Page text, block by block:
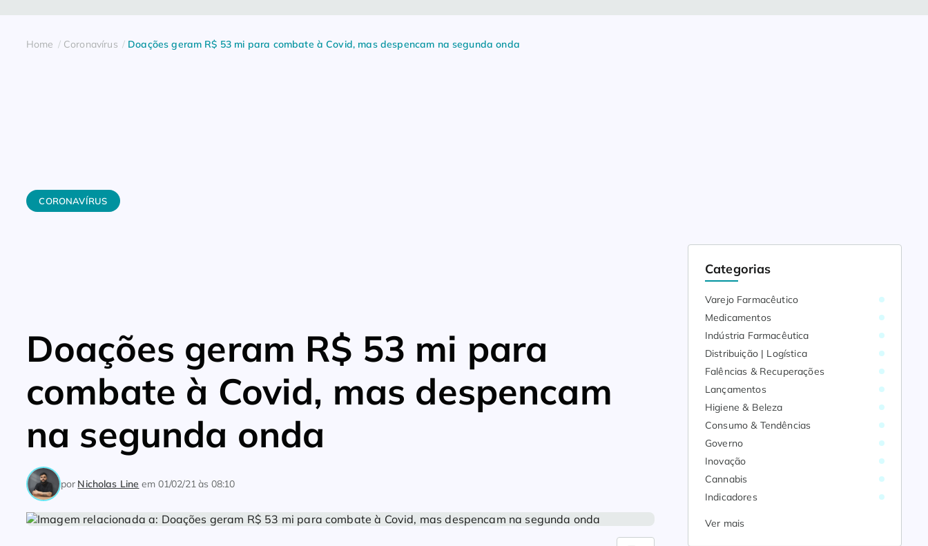
Home Coronavírus Doações geram R$ 53 mi para combate à Covid, mas despencam na segunda onda
CORONAVÍRUS
Doações geram R$ 53 mi para
combate à Covid, mas despencam
na segunda onda
por Nicholas Line em 01/02/21 às 08:10
Categorias
Varejo Farmacêutico
Medicamentos
Indústria Farmacêutica
Distribuição | Logística
Falências & Recuperações
Lançamentos
Higiene & Beleza
Consumo & Tendências
Governo
Inovação
Cannabis
Indicadores
Ver mais